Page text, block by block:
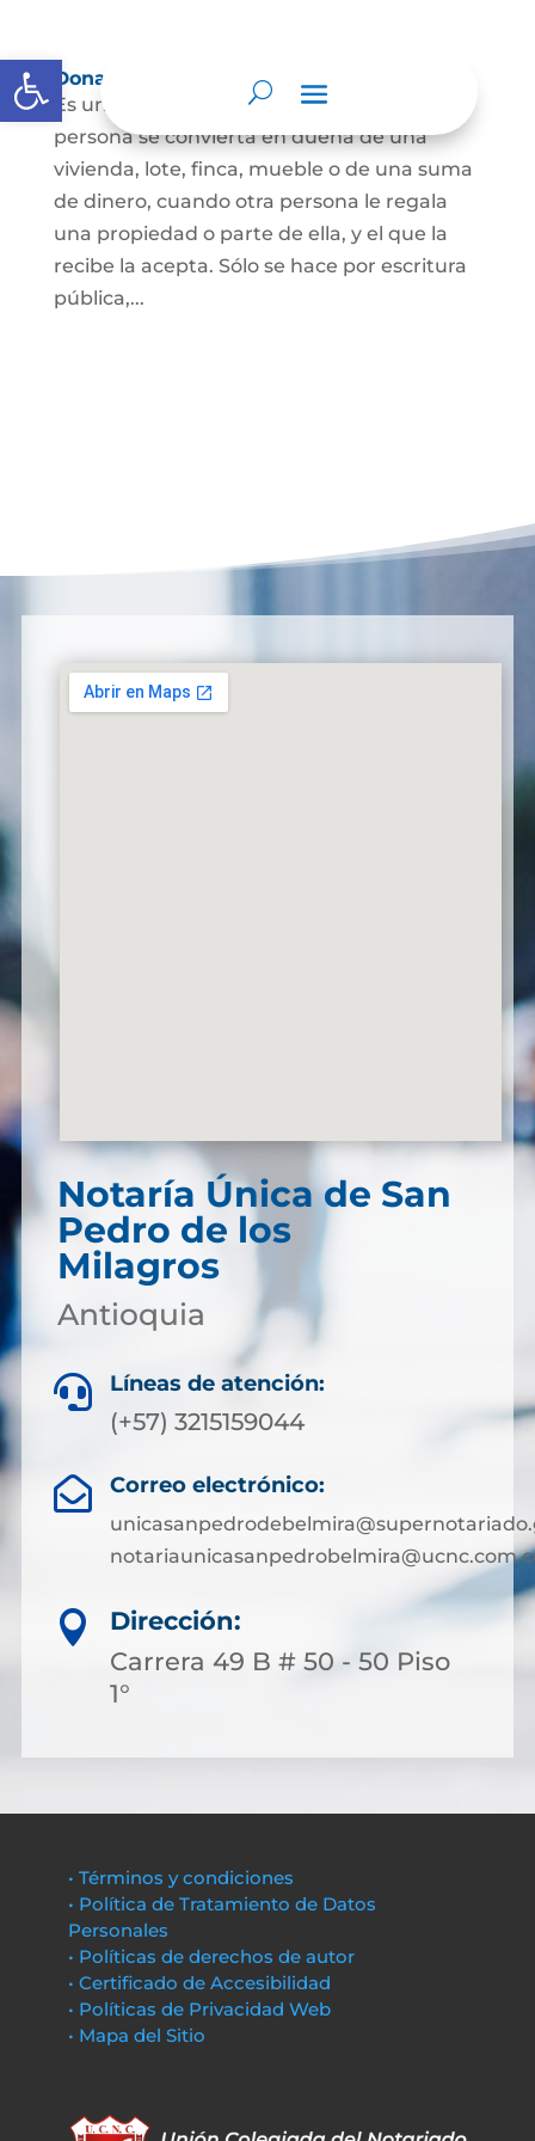
Abrir barra de herramientas
Donación
Es uno de los contratos cuyo fin es que una
persona se convierta en dueña de una
vivienda, lote, finca, mueble o de una suma
de dinero, cuando otra persona le regala
una propiedad o parte de ella, y el que la
recibe la acepta. Sólo se hace por escritura
pública,...
Notaría Única de San
Pedro de los
Milagros
Antioquia
 Líneas de atención:
(+57) 3215159044
 Correo electrónico:

Dirección:
Carrera 49 B # 50 - 50 Piso
1°
• Términos y condiciones
• Política de Tratamiento de Datos
Personales
• Políticas de derechos de autor
• Certificado de Accesibilidad
• Políticas de Privacidad Web
• Mapa del Sitio